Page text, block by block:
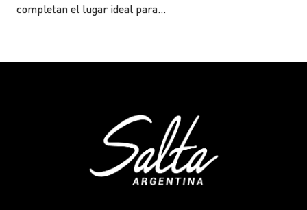
completan el lugar ideal para…